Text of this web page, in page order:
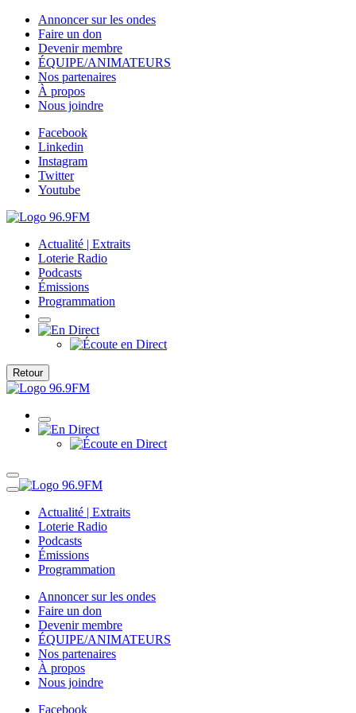
Annoncer sur les ondes
Faire un don
Devenir membre
ÉQUIPE/ANIMATEURS
Nos partenaires
À propos
Nous joindre
Facebook
Linkedin
Instagram
Twitter
Youtube
Actualité | Extraits
Loterie Radio
Podcasts
Émissions
Programmation
Retour
Actualité | Extraits
Loterie Radio
Podcasts
Émissions
Programmation
Annoncer sur les ondes
Faire un don
Devenir membre
ÉQUIPE/ANIMATEURS
Nos partenaires
À propos
Nous joindre
Facebook